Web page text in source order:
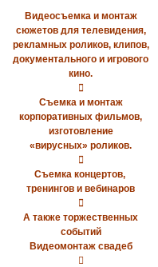
Видеосъемка и монтаж
сюжетов для телевидения,
рекламных роликов, клипов,
документального и игрового
кино.

Съемка и монтаж
корпоративных фильмов,
изготовление
«вирусных» роликов.

Съемка концертов,
тренингов и вебинаров

А также торжественных
событий
Видеомонтаж свадеб
